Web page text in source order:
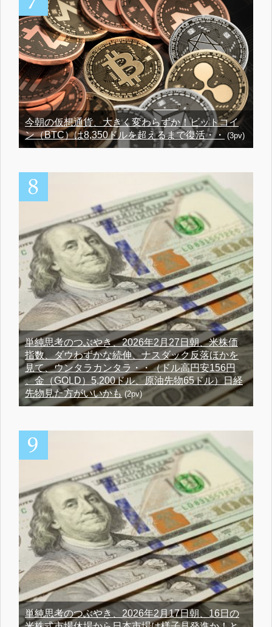
今朝の仮想通貨、大きく変わらずか！ビットコイ
ン（BTC）は8,350ドルを超えるまで復活・・
(3pv)
単純思考のつぶやき、2026年2月27日朝、米株価
指数、ダウわずかな続伸、ナスダック反落ほかを
見て、ウンタラカンタラ・・（ドル高円安156円
、金（GOLD）5,200ドル、原油先物65ドル）日経
先物見た方がいいかも (2pv)
単純思考のつぶやき、2026年2月17日朝、16日の